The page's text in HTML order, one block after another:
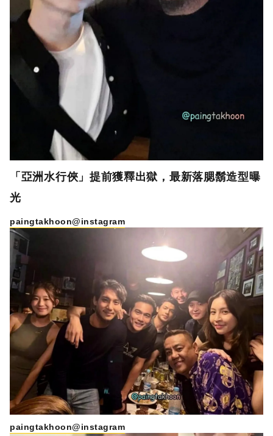
「亞洲水行俠」提前獲釋出獄，最新落腮鬍造型曝
光
paingtakhoon@instagram
paingtakhoon@instagram